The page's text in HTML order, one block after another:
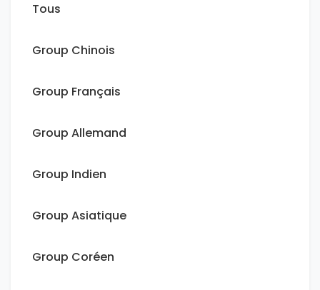
Tous
Group Chinois
Group Français
Group Allemand
Group Indien
Group Asiatique
Group Coréen